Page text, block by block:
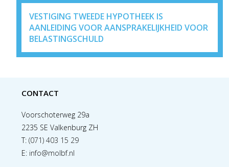
VESTIGING TWEEDE HYPOTHEEK IS
AANLEIDING VOOR AANSPRAKELIJKHEID VOOR
BELASTINGSCHULD
CONTACT
Voorschoterweg 29a
2235 SE Valkenburg ZH
T:(071) 403 15 29
E: info@molbf.nl